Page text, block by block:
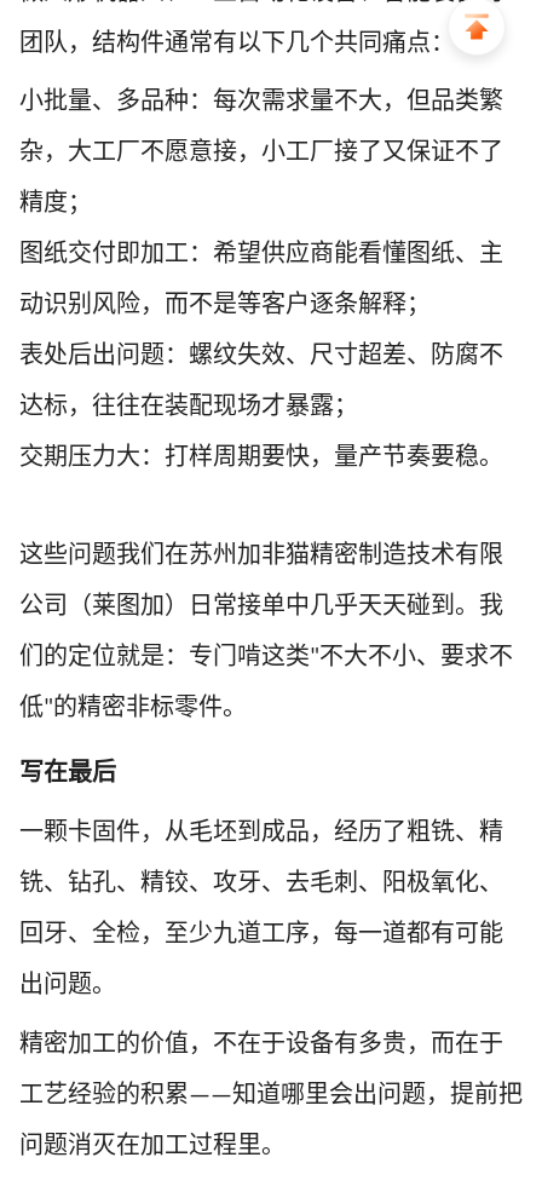
团队，结构件通常有以下几个共同痛点：
小批量、多品种：每次需求量不大，但品类繁
杂，大工厂不愿意接，小工厂接了又保证不了
精度；
图纸交付即加工：希望供应商能看懂图纸、主
动识别风险，而不是等客户逐条解释；
表处后出问题：螺纹失效、尺寸超差、防腐不
达标，往往在装配现场才暴露；
交期压力大：打样周期要快，量产节奏要稳。
这些问题我们在苏州加非猫精密制造技术有限
公司（莱图加）日常接单中几乎天天碰到。我
们的定位就是： 专门啃这类"不大不小、要求不
低"的精密非标零件。
写在最后
一颗卡固件，从毛坯到成品，经历了粗铣、精
铣、钻孔、精铰、攻牙、去毛刺、阳极氧化、
回牙、全检，至少九道工序，每一道都有可能
出问题。
精密加工的价值，不在于设备有多贵，而在于
工艺经验的积累——知道哪里会出问题，提前把
问题消灭在加工过程里。